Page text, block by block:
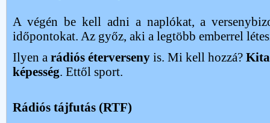
A végén be kell adni a naplókat, a
időpontokat. Az győz, aki a legtöbb emberrel
Ilyen a rádiós éterverseny is. Mi kell hozzá?
képesség . Ettől sport.
Rádiós tájfutás (RTF)